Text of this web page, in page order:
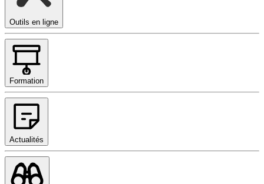
Outils en ligne
Formation
Actualités